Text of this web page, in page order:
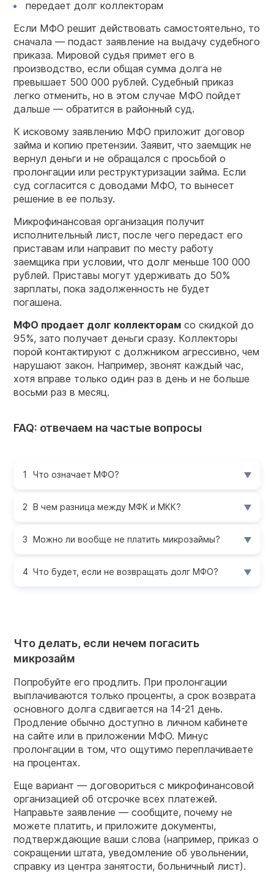
передает долг коллекторам
Если МФО решит действовать самостоятельно, то
сначала — подаст заявление на выдачу судебного
приказа. Мировой судья примет его в
производство, если общая сумма долга не
превышает 500 000 рублей. Судебный приказ
легко отменить, но в этом случае МФО пойдет
дальше — обратится в районный суд.
К исковому заявлению МФО приложит договор
займа и копию претензии. Заявит, что заемщик не
вернул деньги и не обращался с просьбой о
пролонгации или реструктуризации займа. Если
суд согласится с доводами МФО, то вынесет
решение в ее пользу.
Микрофинансовая организация получит
исполнительный лист, после чего передаст его
приставам или направит по месту работу
заемщика при условии, что долг меньше 100 000
рублей. Приставы могут удерживать до 50%
зарплаты, пока задолженность не будет
погашена.
МФО продает долг коллекторам со скидкой до
95%, зато получает деньги сразу. Коллекторы
порой контактируют с должником агрессивно, чем
нарушают закон. Например, звонят каждый час,
хотя вправе только один раз в день и не больше
восьми раз в месяц.
FAQ: отвечаем на частые вопросы
Что означает МФО?
В чем разница между МФК и МКК?
Можно ли вообще не платить микрозаймы?
Что будет, если не возвращать долг МФО?
Что делать, если нечем погасить
микрозайм
Попробуйте его продлить. При пролонгации
выплачиваются только проценты, а срок возврата
основного долга сдвигается на 14-21 день.
Продление обычно доступно в личном кабинете
на сайте или в приложении МФО. Минус
пролонгации в том, что ощутимо переплачиваете
на процентах.
Еще вариант — договориться с микрофинансовой
организацией об отсрочке всех платежей.
Направьте заявление — сообщите, почему не
можете платить, и приложите документы,
подтверждающие ваши слова (например, приказ о
сокращении штата, уведомление об увольнении,
справку из центра занятости, больничный лист).